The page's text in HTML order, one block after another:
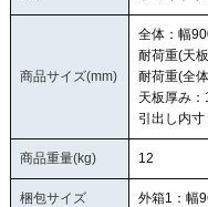
商品サイズ(mm)
全体：幅
耐荷重(天
耐荷重(全
天板厚み
引出し内
商品重量(kg) 12
梱包サイズ 外箱1：幅